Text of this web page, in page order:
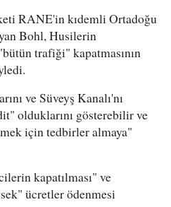
RANE'in kıdemli Ortadoğu
Bohl, Husilerin
trafiği" kapatmasının
ve Süveyş Kanalı'nı
olduklarını gösterebilir ve
için tedbirler almaya"
kapatılması" ve
ücretler ödenmesi